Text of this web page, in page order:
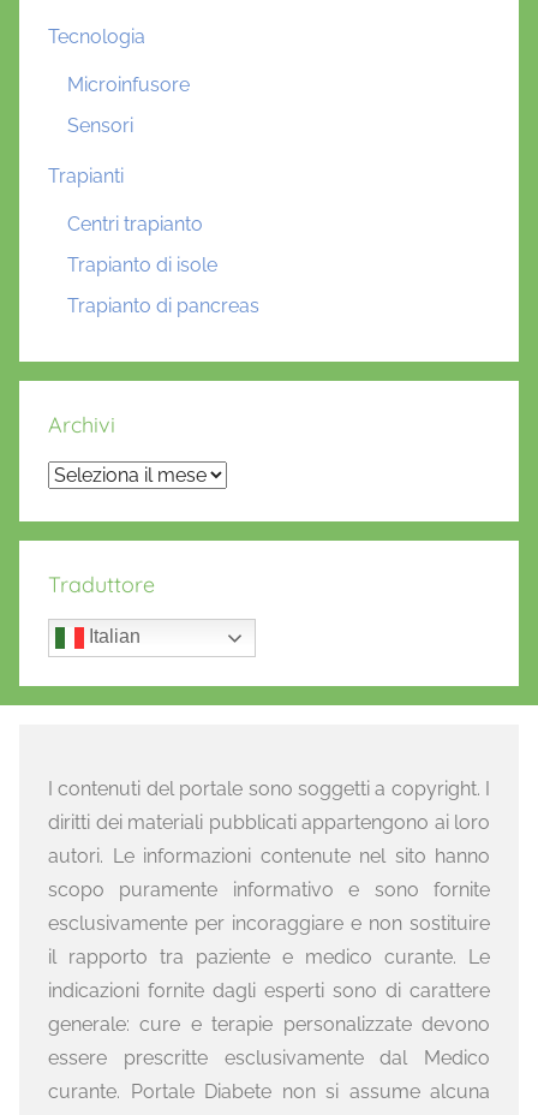
Tecnologia
Microinfusore
Sensori
Trapianti
Centri trapianto
Trapianto di isole
Trapianto di pancreas
Archivi
Archivi
Traduttore
Italian
I contenuti del portale sono soggetti a copyright. I
diritti dei materiali pubblicati appartengono ai loro
autori. Le informazioni contenute nel sito hanno
scopo puramente informativo e sono fornite
esclusivamente per incoraggiare e non sostituire
il rapporto tra paziente e medico curante. Le
indicazioni fornite dagli esperti sono di carattere
generale: cure e terapie personalizzate devono
essere prescritte esclusivamente dal Medico
curante. Portale Diabete non si assume alcuna